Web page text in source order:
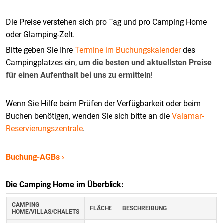
Die Preise verstehen sich pro Tag und pro Camping Home
oder Glamping-Zelt.
Bitte geben Sie Ihre Termine im Buchungskalenderdes
Campingplatzes ein, um die besten und aktuellsten Preise
für einen Aufenthalt bei uns zu ermitteln!
Wenn Sie Hilfe beim Prüfen der Verfügbarkeit oder beim
Buchen benötigen, wenden Sie sich bitte an die Valamar-
Reservierungszentrale.
Buchung-AGBs ›
Die Camping Home im Überblick:
CAMPING
HOME/VILLAS/CHALETS
FLÄCHE BESCHREIBUNG